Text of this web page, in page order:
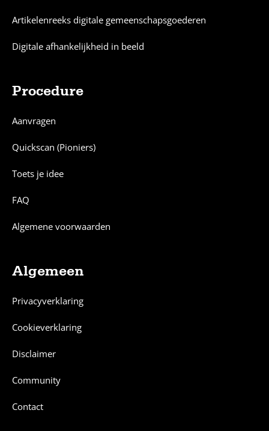
Artikelenreeks digitale gemeenschapsgoederen
Digitale afhankelijkheid in beeld
Procedure
Aanvragen
Quickscan (Pioniers)
Toets je idee
FAQ
Algemene voorwaarden
Algemeen
Privacyverklaring
Cookieverklaring
Disclaimer
Community
Contact